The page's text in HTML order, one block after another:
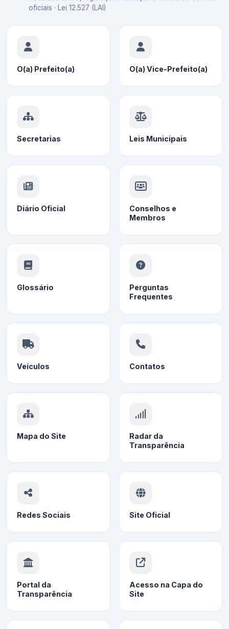
oficiais · Lei 12.527 (LAI)
O(a) Prefeito(a) O(a) Vice-Prefeito(a)
Secretarias Leis Municipais
Diário Oficial
Conselhos e
Membros
Glossário
Perguntas
Frequentes
Veículos Contatos
Mapa do Site
Radar da
Transparência
Redes Sociais Site Oficial
Portal da
Transparência
Acesso na Capa do
Site